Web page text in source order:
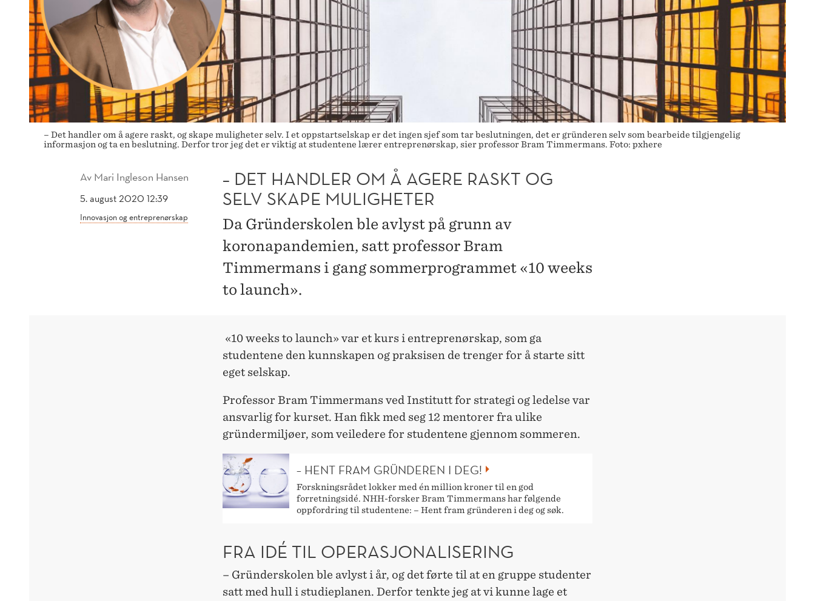
SKAPE
MULIGHETER
– Det handler om å agere raskt, og skape muligheter selv. I et oppstartselskap er det ingen sjef som tar beslutningen, det er gründeren selv som bearbeide tilgjengelig
informasjon og ta en beslutning. Derfor tror jeg det er viktig at studentene lærer entreprenørskap, sier professor Bram Timmermans. Foto: pxhere
Av Mari Ingleson Hansen
5. august 2020 12:39
Innovasjon og entreprenørskap
– DET HANDLER OM Å AGERE RASKT OG
SELV SKAPE MULIGHETER
Da Gründerskolen ble avlyst på grunn av
koronapandemien, satt professor Bram
Timmermans i gang sommerprogrammet «10 weeks
to launch».
«10 weeks to launch» var et kurs i entreprenørskap, som ga
studentene den kunnskapen og praksisen de trenger for å starte sitt
eget selskap.
Professor Bram Timmermans ved Institutt for strategi og ledelse var
ansvarlig for kurset. Han fikk med seg 12 mentorer fra ulike
gründermiljøer, som veiledere for studentene gjennom sommeren.
– HENT FRAM GRÜNDEREN I DEG!
Forskningsrådet lokker med én million kroner til en god
forretningsidé. NHH-forsker Bram Timmermans har følgende
oppfordring til studentene: – Hent fram gründeren i deg og søk.
FRA IDÉ TIL OPERASJONALISERING
– Gründerskolen ble avlyst i år, og det førte til at en gruppe studenter
satt med hull i studieplanen. Derfor tenkte jeg at vi kunne lage et